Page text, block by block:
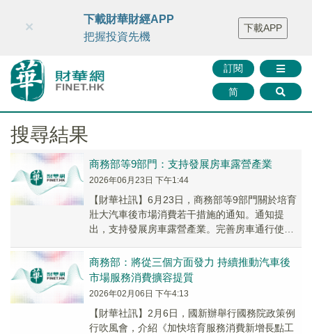
財華智庫網 FINTV FINMETA 財華證券 媒體矩陣
智庫沙龍
聯絡我們
訂閱
简
×
下載財華財經APP
把握投資先機
下載APP
搜尋結果
商務部等9部門：支持發展房車露營產業
2026年06月23日 下午1:44
【財華社訊】6月23日，商務部等9部門關於培育
壯大汽車後市場消費若干措施的通知。通知提
出，支持發展房車露營產業。完善房車通行使用
化房車營...
商務部：將從三個方面發力 持續推動汽車後
市場服務消費擴容提質
2026年02月06日 下午4:13
​【財華社訊】2月6日，國新辦舉行國務院政策例
行吹風會，介紹《加快培育服務消費新增長點工